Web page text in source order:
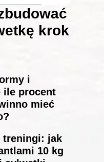
krok
i
ile procent
mieć
treningi: jak
10 kg